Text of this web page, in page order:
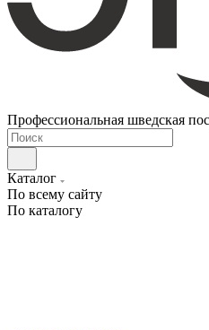
Профессиональная шведская
Каталог
По всему сайту
По каталогу